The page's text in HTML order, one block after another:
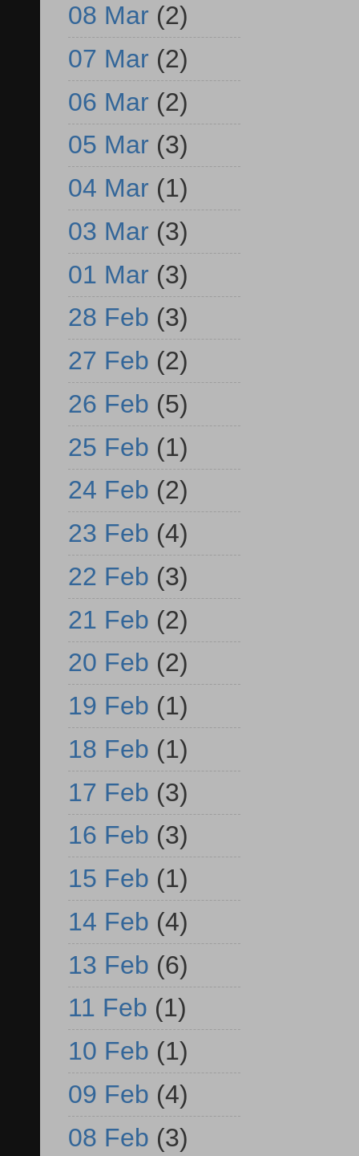
08 Mar (2)
07 Mar (2)
06 Mar (2)
05 Mar (3)
04 Mar (1)
03 Mar (3)
01 Mar (3)
28 Feb (3)
27 Feb (2)
26 Feb (5)
25 Feb (1)
24 Feb (2)
23 Feb (4)
22 Feb (3)
21 Feb (2)
20 Feb (2)
19 Feb (1)
18 Feb (1)
17 Feb (3)
16 Feb (3)
15 Feb (1)
14 Feb (4)
13 Feb (6)
11 Feb (1)
10 Feb (1)
09 Feb (4)
08 Feb (3)